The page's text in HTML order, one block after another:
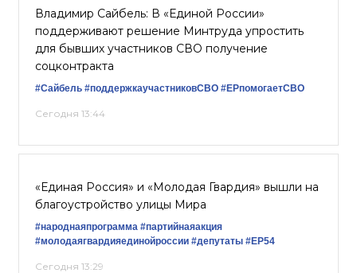
Владимир Сайбель: В «Единой России»
поддерживают решение Минтруда упростить
для бывших участников СВО получение
соцконтракта
#Сайбель #поддержкаучастниковСВО #ЕРпомогаетСВО
Сегодня 13:44
«Единая Россия» и «Молодая Гвардия» вышли на
благоустройство улицы Мира
#народнаяпрограмма #партийнаяакция
#молодаягвардияединойроссии #депутаты #ЕР54
Сегодня 13:29